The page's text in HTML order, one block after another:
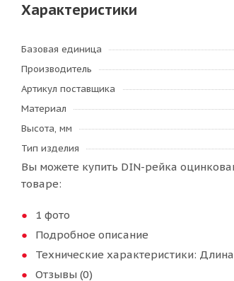
Характеристики
Базовая единица
Производитель
Артикул поставщика
Материал
Высота, мм
Тип изделия
Вы можете купить DIN-рейка
товаре:
1 фото
Подробное описание
Технические характеристики:
Отзывы (0)